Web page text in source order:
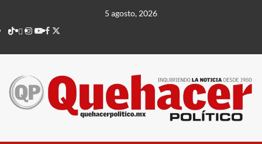
contenido
5 agosto, 2026
TikTok
threads
Instagram
Youtube
Facebook
X